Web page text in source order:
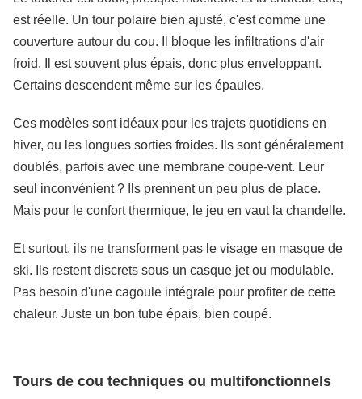
est réelle. Un tour polaire bien ajusté, c'est comme une
couverture autour du cou. Il bloque les infiltrations d'air
froid. Il est souvent plus épais, donc plus enveloppant.
Certains descendent même sur les épaules.
Ces modèles sont idéaux pour les trajets quotidiens en
hiver, ou les longues sorties froides. Ils sont généralement
doublés, parfois avec une membrane coupe-vent. Leur
seul inconvénient ? Ils prennent un peu plus de place.
Mais pour le confort thermique, le jeu en vaut la chandelle.
Et surtout, ils ne transforment pas le visage en masque de
ski. Ils restent discrets sous un casque jet ou modulable.
Pas besoin d'une cagoule intégrale pour profiter de cette
chaleur. Juste un bon tube épais, bien coupé.
Tours de cou techniques ou multifonctionnels